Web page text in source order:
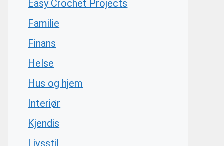
Easy Crochet Projects
Familie
Finans
Helse
Hus og hjem
Interiør
Kjendis
Livsstil